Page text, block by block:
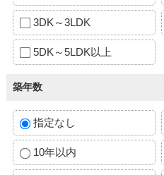
3DK～3LDK
5DK～5LDK以上
築年数
指定なし
10年以内